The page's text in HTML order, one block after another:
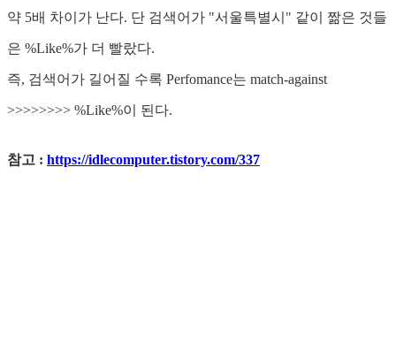
약 5배 차이가 난다. 단 검색어가 "서울특별시" 같이 짦은 것들
은 %Like%가 더 빨랐다.
즉, 검색어가 길어질 수록 Perfomance는 match-against
>>>>>>>> %Like%이 된다.
참고 : https://idlecomputer.tistory.com/337